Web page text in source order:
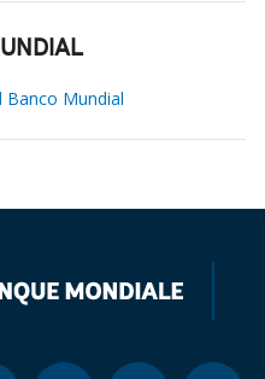
Banco Mundial